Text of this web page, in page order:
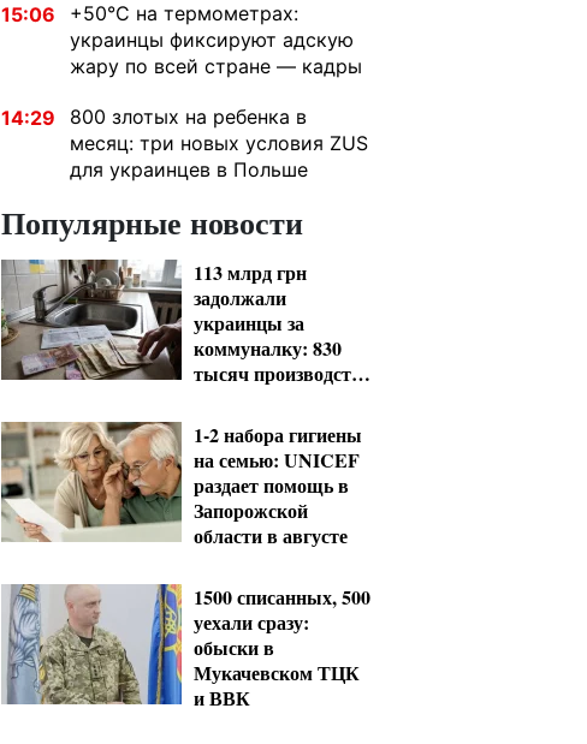
15:06
+50°C на термометрах:
украинцы фиксируют адскую
жару по всей стране — кадры
14:29
800 злотых на ребенка в
месяц: три новых условия ZUS
для украинцев в Польше
Популярные новости
113 млрд грн
задолжали
украинцы за
коммуналку: 830
тысяч производств
должников
1-2 набора гигиены
на семью: UNICEF
раздает помощь в
Запорожской
области в августе
1500 списанных, 500
уехали сразу:
обыски в
Мукачевском ТЦК
и ВВК